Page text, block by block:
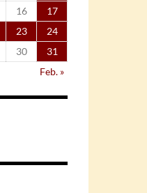
16
17
23
24
30
31
Feb. »